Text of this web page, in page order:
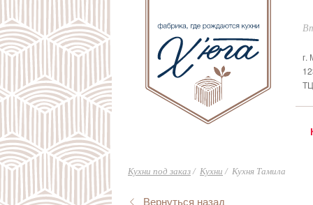
г.
Кухни под заказ Кухни Кухня Тамила
Вернуться назад